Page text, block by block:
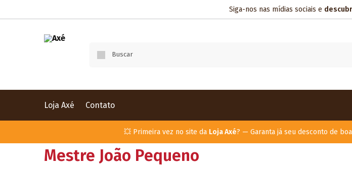
Siga-nos nas mídias sociais e
Loja Axé Contato
💥 Primeira vez no site da Loja Axé? — Garanta já seu desconto de
Mestre João Pequeno